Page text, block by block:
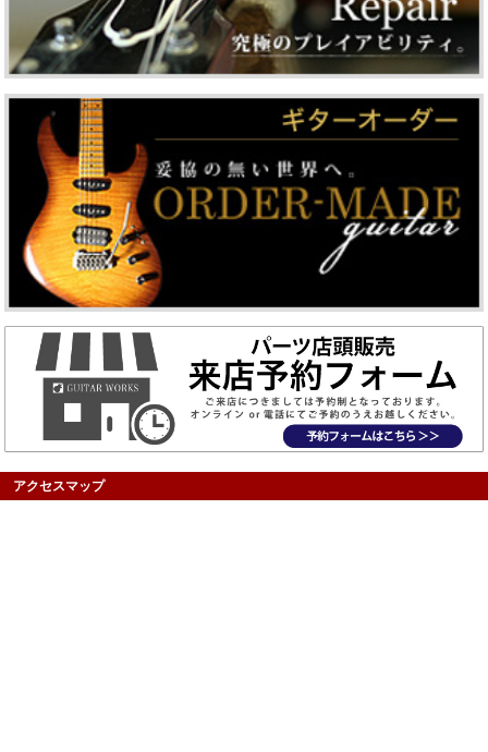
アクセスマップ